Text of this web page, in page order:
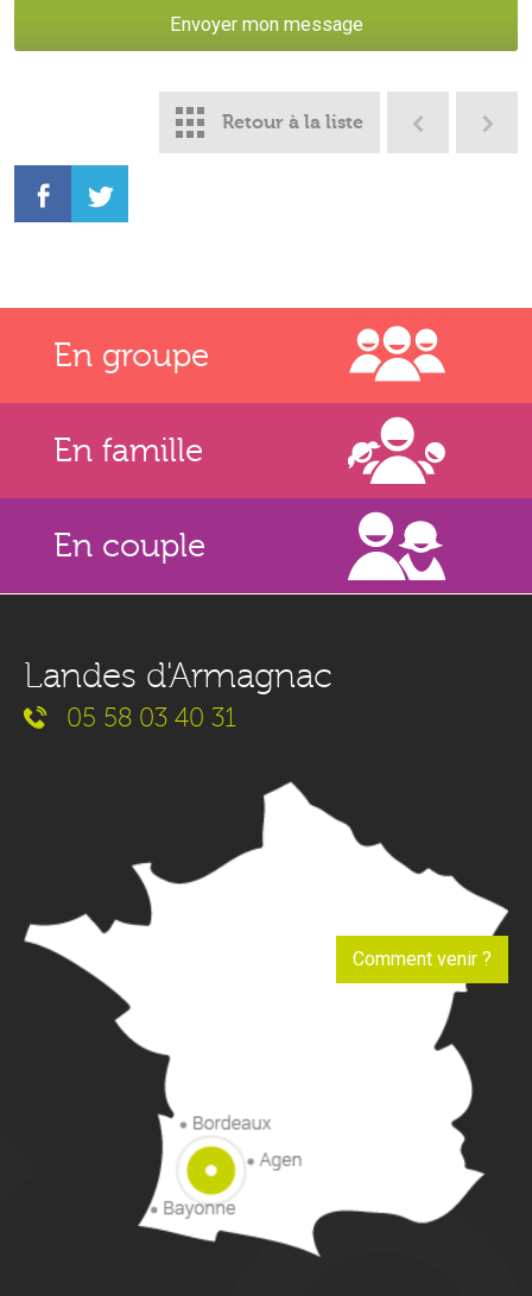
Retour à la liste
En groupe
En famille
En couple
Landes d'Armagnac
05 58 03 40 31
Comment venir ?